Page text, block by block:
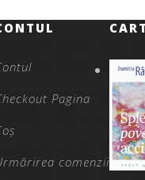
Pagina
comenzii